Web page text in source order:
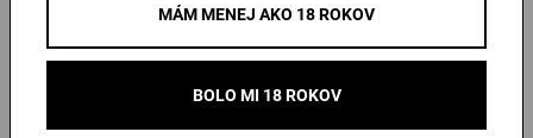
Ďalšie produkty od Radegastu
-28 %
MÁM MENEJ AKO 18 ROKOV
BOLO MI 18 ROKOV